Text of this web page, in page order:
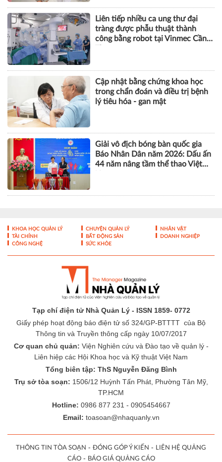
Liên tiếp nhiều ca ung thư đại
tràng được phẫu thuật thành
công bằng robot tại Vinmec Cần
Cập nhật bằng chứng khoa học
trong chẩn đoán và điều trị bệnh
lý tiêu hóa - gan mật
Giải vô địch bóng bàn quốc gia
Báo Nhân Dân năm 2026: Dấu ấn
44 năm nâng tầm thể thao Việt
KHOA HỌC QUẢN LÝ CHUYỆN QUẢN LÝ
NHÂN VẬT
TÀI CHÍNH
BẤT ĐỘNG SẢN
DOANH NGHIỆP
CÔNG NGHỆ
SỨC KHỎE
Tạp chí điện tử Nhà Quản Lý - ISSN 1859- 0772
Giấy phép hoạt động báo điện tử số 324/GP-BTTTT của Bộ
Thông tin và Truyền thông cấp ngày 10/07/2017
Cơ quan chủ quản: Viện Nghiên cứu và Đào tạo về quản lý -
Liên hiệp các Hội Khoa học và Kỹ thuật Việt Nam
Tổng biên tập: ThS Nguyễn Đăng Bình
Trụ sở tòa soạn: 1506/12 Huỳnh Tấn Phát, Phường Tân Mỹ,
TP.HCM
Hotline: 0986 877 231 - 0905454667
Email: toasoan@nhaquanly.vn
THÔNG TIN TÒA SOẠN - ĐÓNG GÓP Ý KIẾN - LIÊN HỆ QUẢNG
CÁO- BÁO GIÁ QUẢNG CÁO